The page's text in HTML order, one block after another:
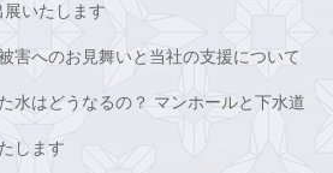
展いたします
害へのお見舞いと当社の支援について
水はどうなるの？ マンホールと下水道
します